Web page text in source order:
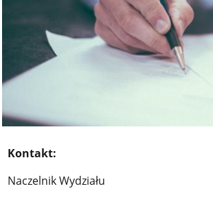
Kontakt:
Naczelnik Wydziału